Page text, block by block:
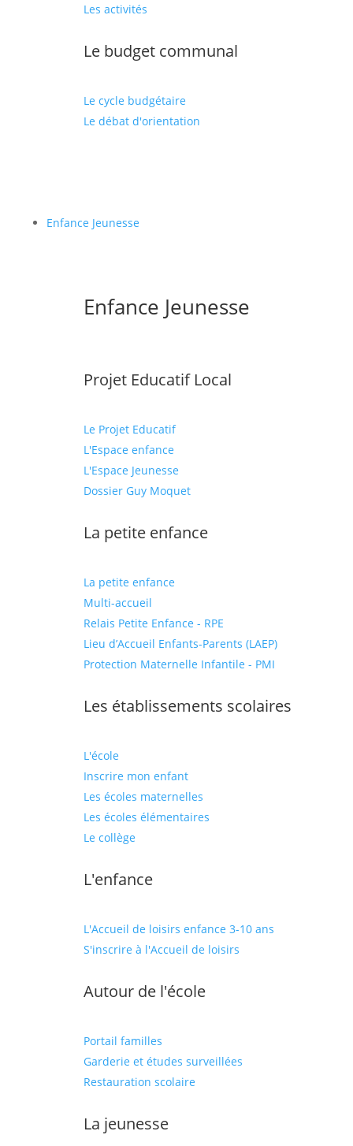
Les activités
Le budget communal
Le cycle budgétaire
Le débat d'orientation
Enfance Jeunesse
Enfance Jeunesse
Projet Educatif Local
Le Projet Educatif
L'Espace enfance
L'Espace Jeunesse
Dossier Guy Moquet
La petite enfance
La petite enfance
Multi-accueil
Relais Petite Enfance - RPE
Lieu d’Accueil Enfants-Parents (LAEP)
Protection Maternelle Infantile - PMI
Les établissements scolaires
L'école
Inscrire mon enfant
Les écoles maternelles
Les écoles élémentaires
Le collège
L'enfance
L'Accueil de loisirs enfance 3-10 ans
S'inscrire à l'Accueil de loisirs
Autour de l'école
Portail familles
Garderie et études surveillées
Restauration scolaire
La jeunesse